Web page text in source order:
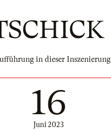
in dieser Inszenierung
16
Juni 2023